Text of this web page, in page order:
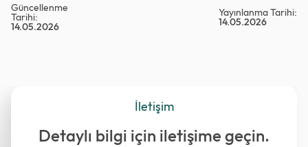
Güncellenme
Tarihi:
14.05.2026
Yayınlanma Tarihi:
14.05.2026
İletişim
Detaylı bilgi için iletişime geçin.